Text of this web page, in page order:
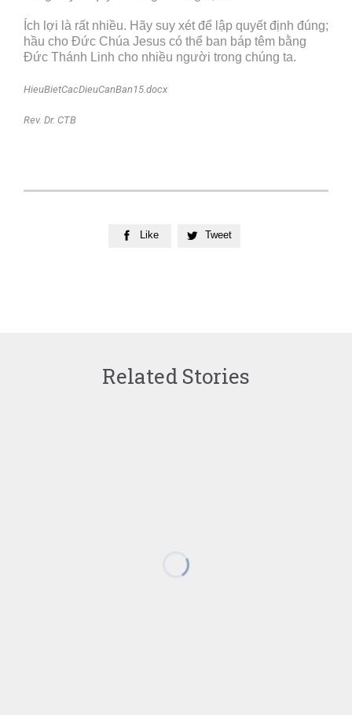
Ích lợi là rất nhiều. Hãy suy xét để lập quyết định đúng;
hầu cho Đức Chúa Jesus có thể ban báp têm bằng
Đức Thánh Linh cho nhiều người trong chúng ta.
HieuBietCacDieuCanBan15.docx
Rev. Dr. CTB
 Like  Tweet
Related Stories